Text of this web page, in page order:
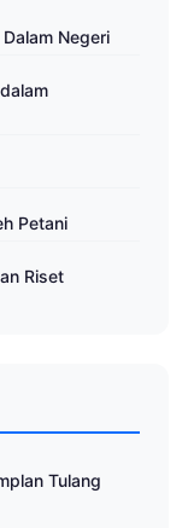
Negeri
Petani
Riset
Tulang